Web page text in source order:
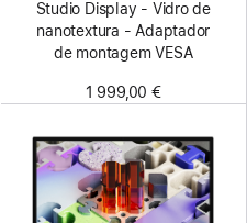
Studio Display - Vidro de
nanotextura - Adaptador
de montagem VESA
1 999,00 €